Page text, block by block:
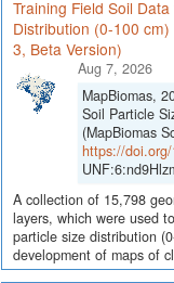
Training Field Soil
Distribution (0-100
3, Beta Version)
Aug 7, 2026
MapBiomas,
Soil Particle
(MapBiomas
https://
A collection of 15,798
layers, which were used
particle size distribution
development of maps of